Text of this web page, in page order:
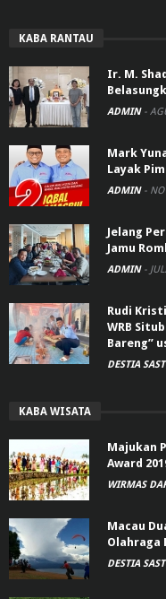
KABA RANTAU
Ir. M.
ADMIN -
Mark
Layak
ADMIN -
Jelang
Jamu
ADMIN -
Rudi
WRB
Bareng”
DESTIA
KABA WISATA
Majukan
Award
WIRMAS
Macau
Olahraga
DESTIA